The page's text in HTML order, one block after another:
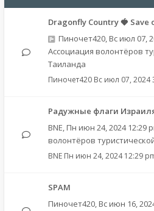
Dragonfly Country 🍓 Save
Пиночет420, Вс июл 07,
Ассоциация волонтёров
Таиланда
Пиночет420 Вс июл 07, 2024
Радужные флаги
BNE, Пн июн 24, 2024 12:29
волонтёров
BNE Пн июн 24, 2024 12:29
SPAM
Пиночет420, Вс июн 16,